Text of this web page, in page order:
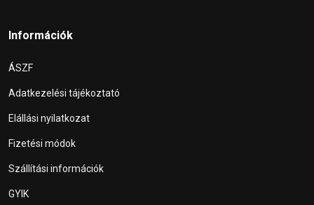
Információk
ÁSZF
Adatkezelési tájékoztató
Elállási nyilatkozat
Fizetési módok
Szállítási információk
GYIK